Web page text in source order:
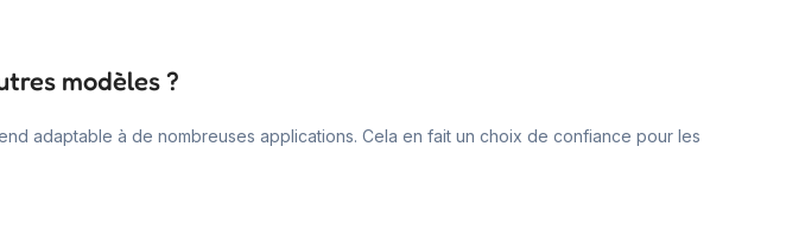
modèles ?
adaptable à de nombreuses applications. Cela en fait un choix de confiance pour les